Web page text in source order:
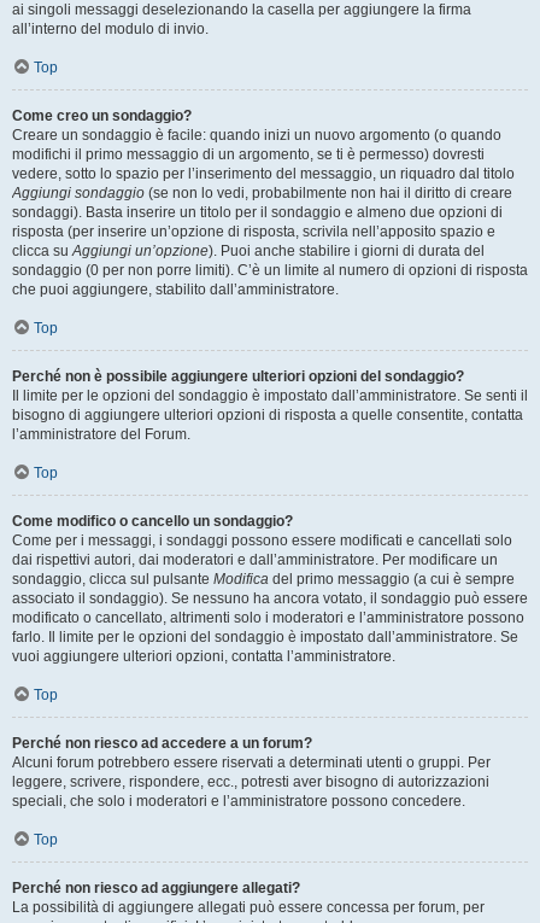
ai singoli messaggi deselezionando la casella per aggiungere la firma
all’interno del modulo di invio.
Top
Come creo un sondaggio?
Creare un sondaggio è facile: quando inizi un nuovo argomento (o quando
modifichi il primo messaggio di un argomento, se ti è permesso) dovresti
vedere, sotto lo spazio per l’inserimento del messaggio, un riquadro dal titolo
Aggiungi sondaggio (se non lo vedi, probabilmente non hai il diritto di creare
sondaggi). Basta inserire un titolo per il sondaggio e almeno due opzioni di
risposta (per inserire un’opzione di risposta, scrivila nell’apposito spazio e
clicca suAggiungi un’opzione). Puoi anche stabilire i giorni di durata del
sondaggio (0 per non porre limiti). C’è un limite al numero di opzioni di risposta
che puoi aggiungere, stabilito dall’amministratore.
Top
Perché non è possibile aggiungere ulteriori opzioni del sondaggio?
Il limite per le opzioni del sondaggio è impostato dall’amministratore. Se senti il
bisogno di aggiungere ulteriori opzioni di risposta a quelle consentite, contatta
l’amministratore del Forum.
Top
Come modifico o cancello un sondaggio?
Come per i messaggi, i sondaggi possono essere modificati e cancellati solo
dai rispettivi autori, dai moderatori e dall’amministratore. Per modificare un
sondaggio, clicca sul pulsante Modifica del primo messaggio (a cui è sempre
associato il sondaggio). Se nessuno ha ancora votato, il sondaggio può essere
modificato o cancellato, altrimenti solo i moderatori e l’amministratore possono
farlo. Il limite per le opzioni del sondaggio è impostato dall’amministratore. Se
vuoi aggiungere ulteriori opzioni, contatta l’amministratore.
Top
Perché non riesco ad accedere a un forum?
Alcuni forum potrebbero essere riservati a determinati utenti o gruppi. Per
leggere, scrivere, rispondere, ecc., potresti aver bisogno di autorizzazioni
speciali, che solo i moderatori e l’amministratore possono concedere.
Top
Perché non riesco ad aggiungere allegati?
La possibilità di aggiungere allegati può essere concessa per forum, per